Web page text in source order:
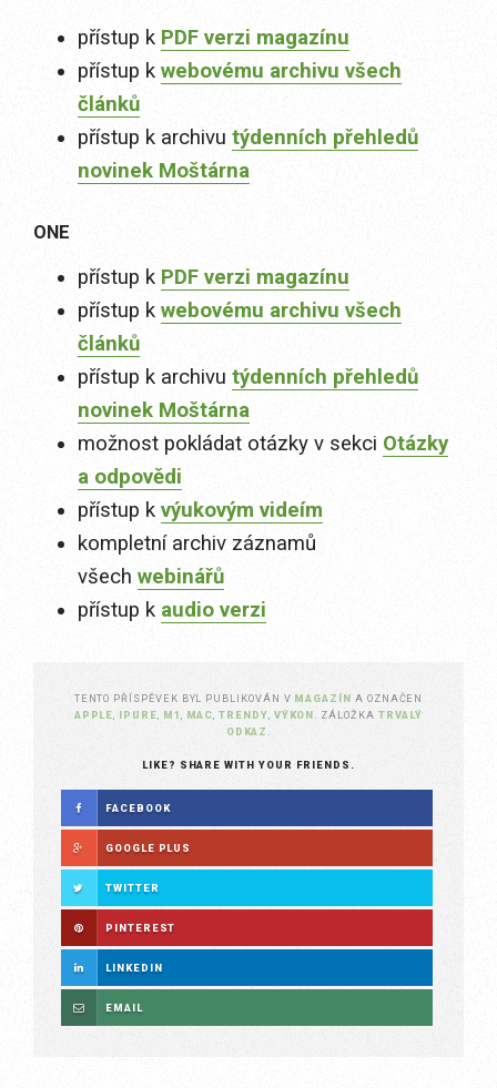
přístup k PDF verzi magazínu
přístup k webovému archivu všech
článků
přístup k archivu týdenních přehledů
novinek Moštárna
ONE
přístup k PDF verzi magazínu
přístup k webovému archivu všech
článků
přístup k archivu týdenních přehledů
novinek Moštárna
možnost pokládat otázky v sekci Otázky
a odpovědi
přístup k výukovým videím
kompletní archiv záznamů
všech webinářů
přístup k audio verzi
TENTO PŘÍSPĚVEK BYL PUBLIKOVÁN V MAGAZÍN A OZNAČEN
APPLE
IPURE M1 MAC ,TRENDY VÝKON . ZÁLOŽKA TRVALÝ
ODKAZ
LIKE? SHARE WITH YOUR FRIENDS.
FACEBOOK
GOOGLE PLUS
TWITTER
PINTEREST
LINKEDIN
EMAIL